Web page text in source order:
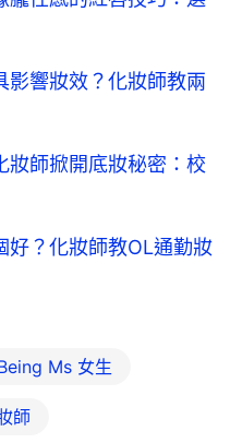
影響妝效？化妝師教兩
妝師掀開底妝秘密：校
好？化妝師教OL通勤妝
Ms 女生
師